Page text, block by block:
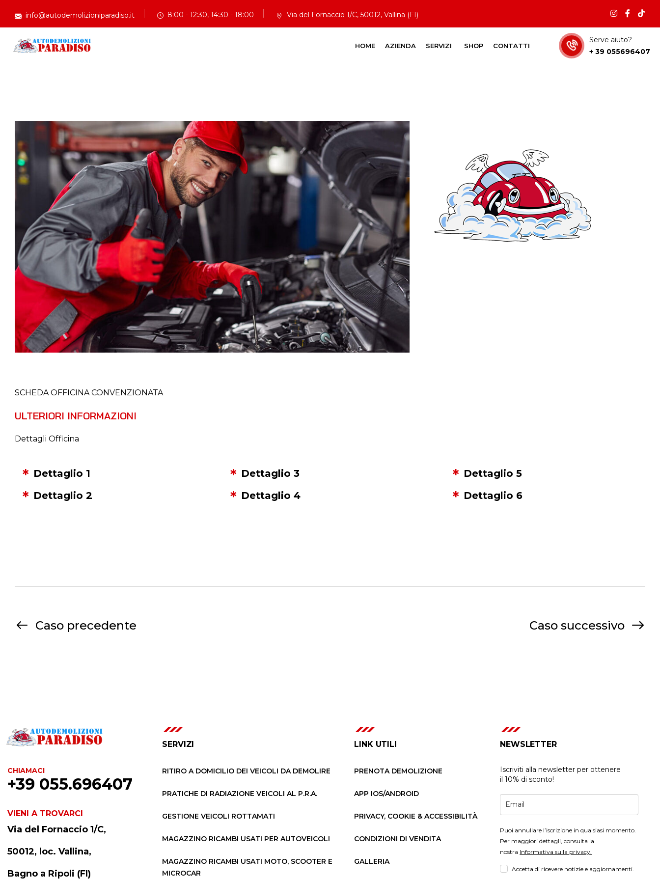
info@autodemolizioniparadiso.it 8:00 - 12:30, 14:30 - 18:00 Via del Fornaccio 1/C, 50012, Vallina (FI)
HOME AZIENDA SERVIZI SHOP CONTATTI
Serve aiuto?
+ 39 055696407
SCHEDA OFFICINA CONVENZIONATA
ULTERIORI INFORMAZIONI
Dettagli Officina
Dettaglio 1
Dettaglio 2
Dettaglio 3
Dettaglio 4
Dettaglio 5
Dettaglio 6
Caso precedente Caso successivo
CHIAMACI
+39 055.696407
VIENI A TROVARCI
Via del Fornaccio 1/C,
50012, loc. Vallina,
Bagno a Ripoli (FI)
SERVIZI
RITIRO A DOMICILIO DEI VEICOLI DA DEMOLIRE
PRATICHE DI RADIAZIONE VEICOLI AL P.R.A.
GESTIONE VEICOLI ROTTAMATI
MAGAZZINO RICAMBI USATI PER AUTOVEICOLI
MAGAZZINO RICAMBI USATI MOTO, SCOOTER E
MICROCAR
LINK UTILI
PRENOTA DEMOLIZIONE
APP IOS/ANDROID
PRIVACY, COOKIE & ACCESSIBILITÀ
CONDIZIONI DI VENDITA
GALLERIA
NEWSLETTER
Iscriviti alla newsletter per ottenere
il 10% di sconto!
Puoi annullare l’iscrizione in qualsiasi momento.
Per maggiori dettagli, consulta la
nostra Informativa sulla privacy.
Accetta di ricevere notizie e aggiornamenti.